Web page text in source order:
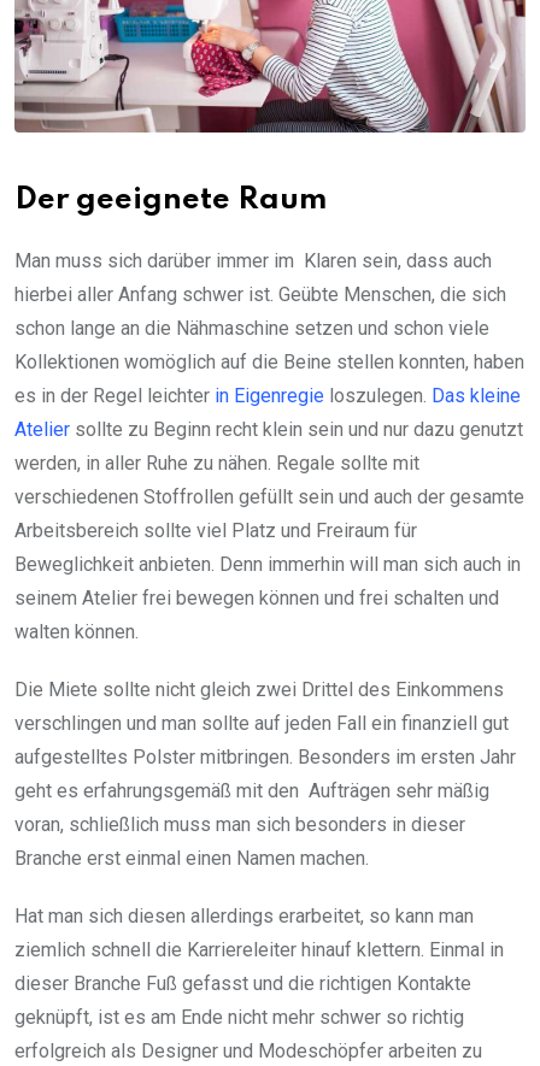
Der geeignete Raum
Man muss sich darüber immer im Klaren sein, dass auch
hierbei aller Anfang schwer ist. Geübte Menschen, die sich
schon lange an die Nähmaschine setzen und schon viele
Kollektionen womöglich auf die Beine stellen konnten, haben
es in der Regel leichter in Eigenregie loszulegen. Das kleine
Atelier sollte zu Beginn recht klein sein und nur dazu genutzt
werden, in aller Ruhe zu nähen. Regale sollte mit
verschiedenen Stoffrollen gefüllt sein und auch der gesamte
Arbeitsbereich sollte viel Platz und Freiraum für
Beweglichkeit anbieten. Denn immerhin will man sich auch in
seinem Atelier frei bewegen können und frei schalten und
walten können.
Die Miete sollte nicht gleich zwei Drittel des Einkommens
verschlingen und man sollte auf jeden Fall ein finanziell gut
aufgestelltes Polster mitbringen. Besonders im ersten Jahr
geht es erfahrungsgemäß mit den Aufträgen sehr mäßig
voran, schließlich muss man sich besonders in dieser
Branche erst einmal einen Namen machen.
Hat man sich diesen allerdings erarbeitet, so kann man
ziemlich schnell die Karriereleiter hinauf klettern. Einmal in
dieser Branche Fuß gefasst und die richtigen Kontakte
geknüpft, ist es am Ende nicht mehr schwer so richtig
erfolgreich als Designer und Modeschöpfer arbeiten zu